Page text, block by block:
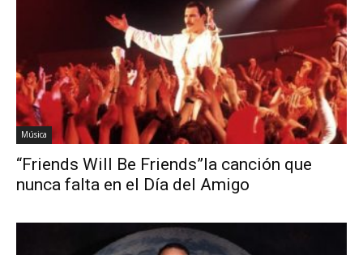
Música
“Friends Will Be Friends”la canción que
nunca falta en el Día del Amigo